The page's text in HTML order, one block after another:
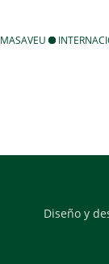
MASAVEU
Diseño y